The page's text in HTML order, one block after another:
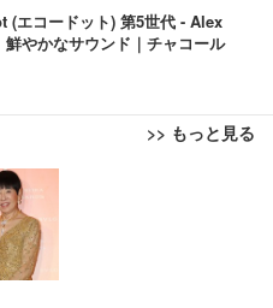
(エコードット) 第5世代 - Alex
やかなサウンド｜チャコール
>> もっと見る
チェア 椅子 テレワーク 疲れな
レスト コンパクト 約105度ロッ
360度回転 座面昇降 強化ナイロ
メッシュ 在宅ワーク H-WY01
プレミアムモニター | FlexScan
型4K UHD・USB Type-C・ホワ
ペットシーツ 薄型 レギュラー 1
ワイト 300枚